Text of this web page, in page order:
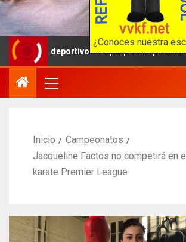
¿Conoces nuestra
deportivo: una propuesta para reforzar la
Inicio
Campeonatos
Jacqueline Factos no competirá en
karate Premier League